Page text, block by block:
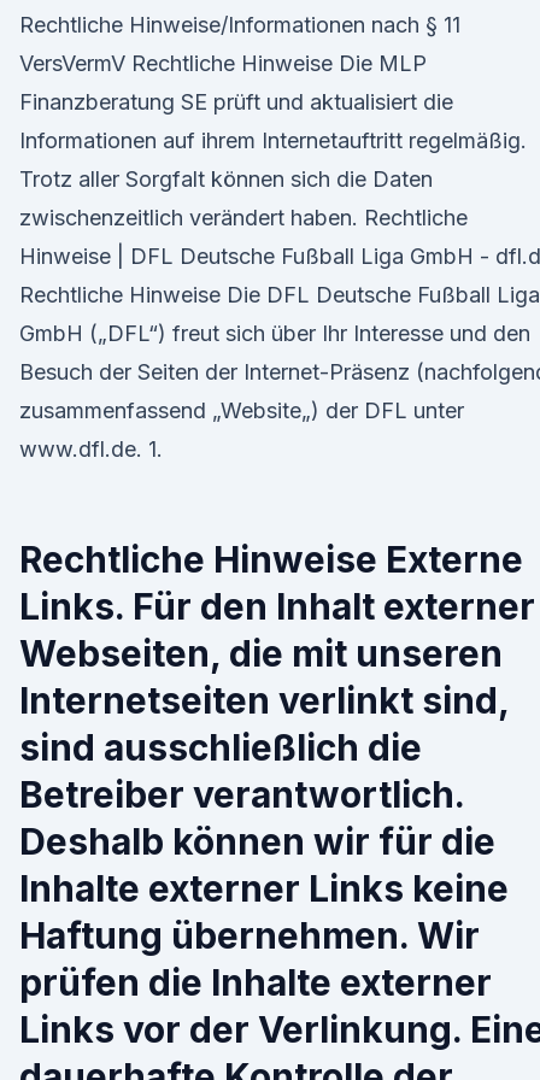
Rechtliche Hinweise/Informationen nach § 11
VersVermV Rechtliche Hinweise Die MLP
Finanzberatung SE prüft und aktualisiert die
Informationen auf ihrem Internetauftritt regelmäßig.
Trotz aller Sorgfalt können sich die Daten
zwischenzeitlich verändert haben. Rechtliche
Hinweise | DFL Deutsche Fußball Liga GmbH -
Rechtliche Hinweise Die DFL Deutsche Fußball Liga
GmbH („DFL“) freut sich über Ihr Interesse und den
Besuch der Seiten der Internet-Präsenz
zusammenfassend „Website„) der DFL unter
www.dfl.de. 1.
Rechtliche Hinweise Externe
Links. Für den Inhalt externer
Webseiten, die mit unseren
Internetseiten verlinkt sind,
sind ausschließlich die
Betreiber verantwortlich.
Deshalb können wir für die
Inhalte externer Links keine
Haftung übernehmen. Wir
prüfen die Inhalte externer
Links vor der Verlinkung.